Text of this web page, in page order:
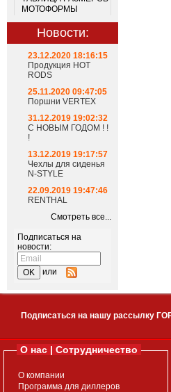
МОТОФОРМЫ
Новости:
23.12.2020 18:16:15
Продукция HOT
RODS
25.11.2020 09:47:05
Поршни VERTEX
31.12.2019 19:02:32
С НОВЫМ ГОДОМ ! !
!
13.12.2019 19:17:57
Чехлы для сиденья
N-STYLE
22.09.2019 19:47:46
RENTHAL
Смотреть все...
Подписаться на
новости:
или
Подписаться на нашу рассылку
О нас | Сотрудничество
О компании
Программа для диллеров